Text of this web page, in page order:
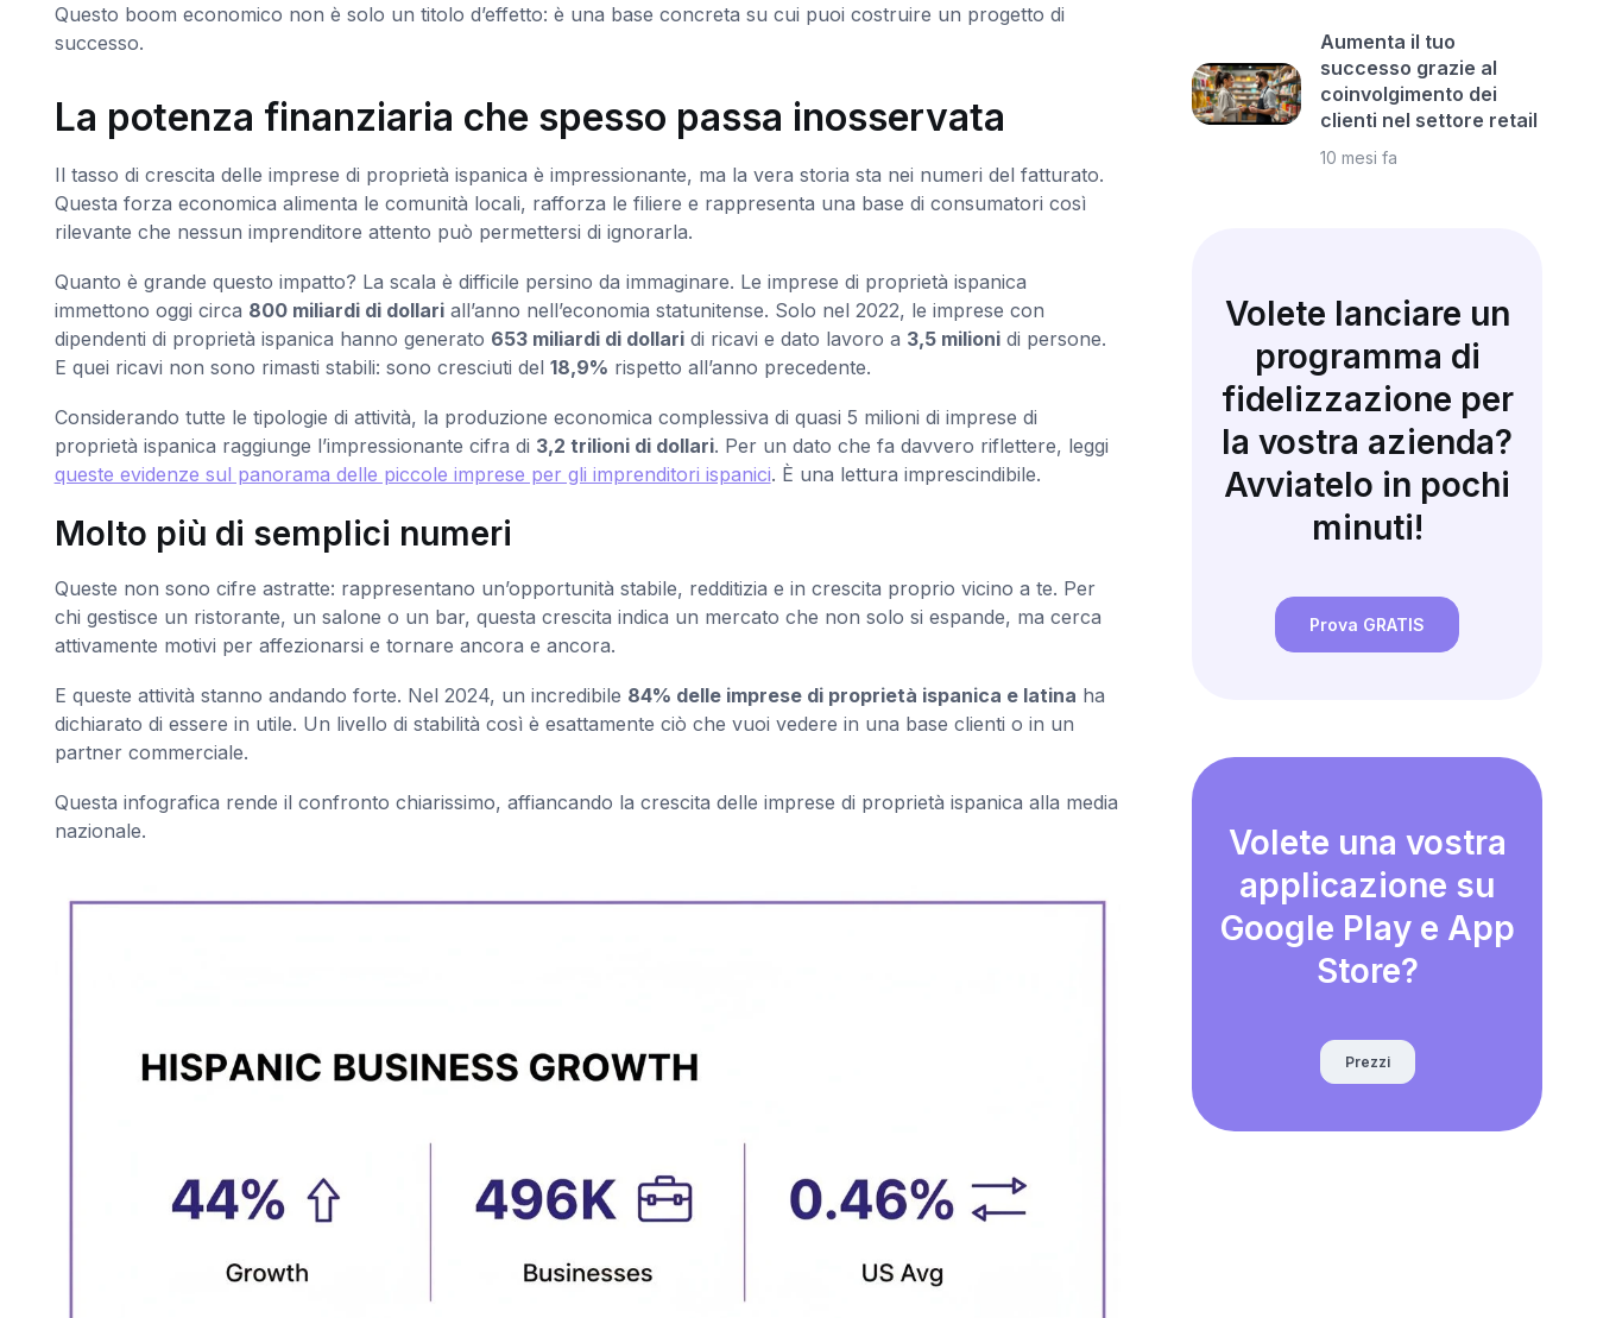
Questo boom economico non è solo un titolo d’effetto: è una base concreta su cui puoi costruire un progetto di
successo.
La potenza finanziaria che spesso passa inosservata
Il tasso di crescita delle imprese di proprietà ispanica è impressionante, ma la vera storia sta nei numeri del fatturato.
Questa forza economica alimenta le comunità locali, rafforza le filiere e rappresenta una base di consumatori così
rilevante che nessun imprenditore attento può permettersi di ignorarla.
Quanto è grande questo impatto? La scala è difficile persino da immaginare. Le imprese di proprietà ispanica
immettono oggi circa 800 miliardi di dollariall’anno nell’economia statunitense. Solo nel 2022, le imprese con
dipendenti di proprietà ispanica hanno generato 653 miliardi di dollaridi ricavi e dato lavoro a 3,5 milionidi persone.
E quei ricavi non sono rimasti stabili: sono cresciuti del 18,9% rispetto all’anno precedente.
Considerando tutte le tipologie di attività, la produzione economica complessiva di quasi 5 milioni di imprese di
proprietà ispanica raggiunge l’impressionante cifra di 3,2 trilioni di dollari. Per un dato che fa davvero riflettere, leggi
queste evidenze sul panorama delle piccole imprese per gli imprenditori ispanici. È una lettura imprescindibile.
Molto più di semplici numeri
Queste non sono cifre astratte: rappresentano un’opportunità stabile, redditizia e in crescita proprio vicino a te. Per
chi gestisce un ristorante, un salone o un bar, questa crescita indica un mercato che non solo si espande, ma cerca
attivamente motivi per affezionarsi e tornare ancora e ancora.
E queste attività stanno andando forte. Nel 2024, un incredibile 84% delle imprese di proprietà ispanica e latina ha
dichiarato di essere in utile. Un livello di stabilità così è esattamente ciò che vuoi vedere in una base clienti o in un
partner commerciale.
Questa infografica rende il confronto chiarissimo, affiancando la crescita delle imprese di proprietà ispanica alla media
nazionale.
Aumenta il tuo
successo grazie al
coinvolgimento dei
clienti nel settore retail
10 mesi fa
Volete lanciare un
programma di
fidelizzazione per
la vostra azienda?
Avviatelo in pochi
minuti!
Prova GRATIS
Volete una vostra
applicazione su
Google Play e App
Store?
Prezzi